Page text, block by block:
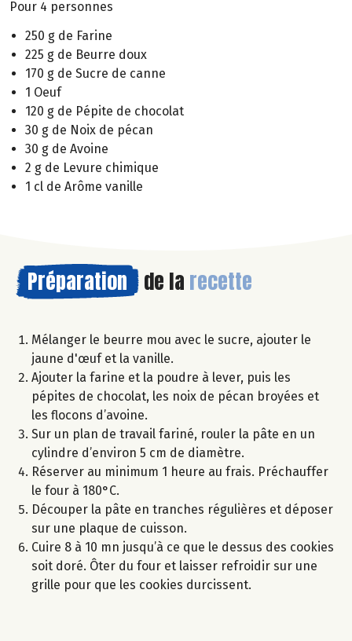
Pour 4 personnes
250 g de Farine
225 g de Beurre doux
170 g de Sucre de canne
1 Oeuf
120 g de Pépite de chocolat
30 g de Noix de pécan
30 g de Avoine
2 g de Levure chimique
1 cl de Arôme vanille
Préparation de la recette
Mélanger le beurre mou avec le sucre, ajouter le
jaune d'œuf et la vanille.
Ajouter la farine et la poudre à lever, puis les
pépites de chocolat, les noix de pécan broyées et
les flocons d’avoine.
Sur un plan de travail fariné, rouler la pâte en un
cylindre d’environ 5 cm de diamètre.
Réserver au minimum 1 heure au frais. Préchauffer
le four à 180°C.
Découper la pâte en tranches régulières et déposer
sur une plaque de cuisson.
Cuire 8 à 10 mn jusqu’à ce que le dessus des cookies
soit doré. Ôter du four et laisser refroidir sur une
grille pour que les cookies durcissent.